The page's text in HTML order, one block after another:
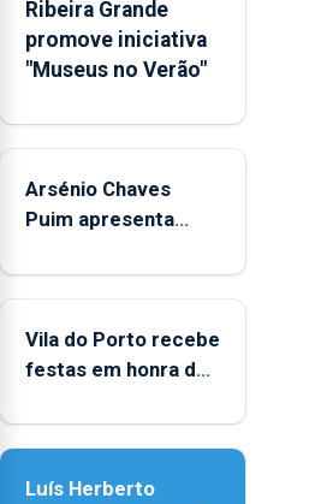
anunciou
o
Governo
Ribeira Grande
promove iniciativa
"Museus no Verão"
Arsénio Chaves
Puim apresenta
de Vila do Porto
Vila do Porto recebe
festas em honra de
Assunção
Luís Herberto